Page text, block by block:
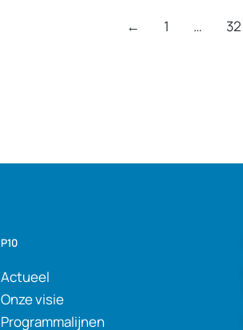
← 1 … 32
P10
Actueel
Onze visie
Programmalijnen